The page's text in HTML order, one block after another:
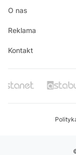
O nas
Reklama
Kontakt